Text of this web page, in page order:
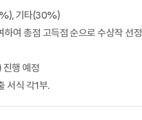
기타(30%)
여 총점 고득점 순으로 수상작 선정
행 예정
서식 각1부.